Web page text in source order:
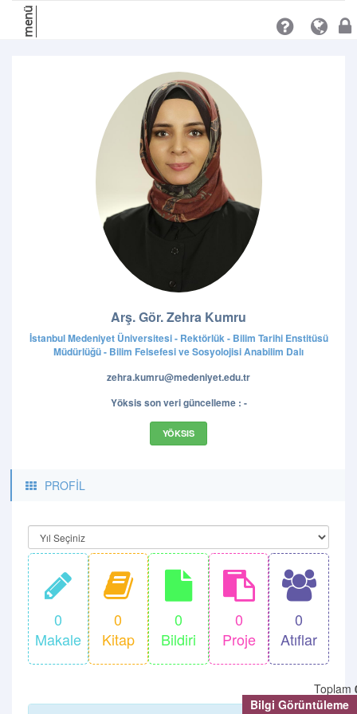
Bilgi Görüntüleme
menü
Arş. Gör. Zehra Kumru
İstanbul Medeniyet Üniversitesi - Rektörlük - Bilim Tarihi Enstitüsü
Müdürlüğü - Bilim Felsefesi ve Sosyolojisi Anabilim Dalı
zehra.kumru@medeniyet.edu.tr
Yöksis son veri güncelleme : -
YÖKSIS
PROFİL
0
Makale
0
Kitap
0
Bildiri
0
Proje
0
Atıflar
Toplam